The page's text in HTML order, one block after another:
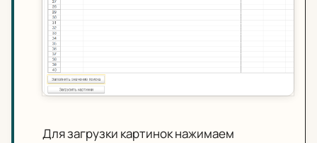
Для загрузки картинок нажимаем